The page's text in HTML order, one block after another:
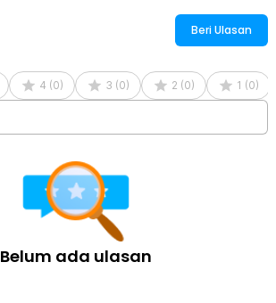
Beri Ulasan
4 (0) 3 (0) 2 (0) 1 (0)
Belum ada ulasan